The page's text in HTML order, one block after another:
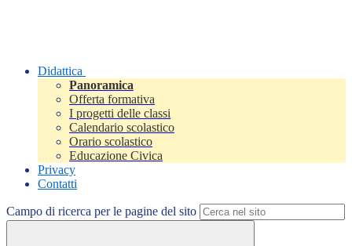
Didattica
Panoramica
Offerta formativa
I progetti delle classi
Calendario scolastico
Orario scolastico
Educazione Civica
Privacy
Contatti
Campo di ricerca per le pagine del sito